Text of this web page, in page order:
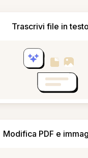
Trascrivi file in testo
Modifica PDF e